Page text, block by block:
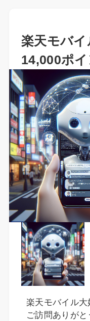
楽天モバ
14,000ポイ
楽天モバイル大
ご訪問ありがと